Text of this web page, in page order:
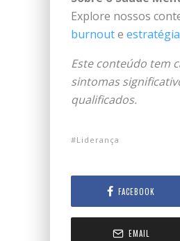
Explore nossos
burnoute
Este conteúdo tem
sintomas
qualificados.
Liderança
FACEBOOK
EMAIL